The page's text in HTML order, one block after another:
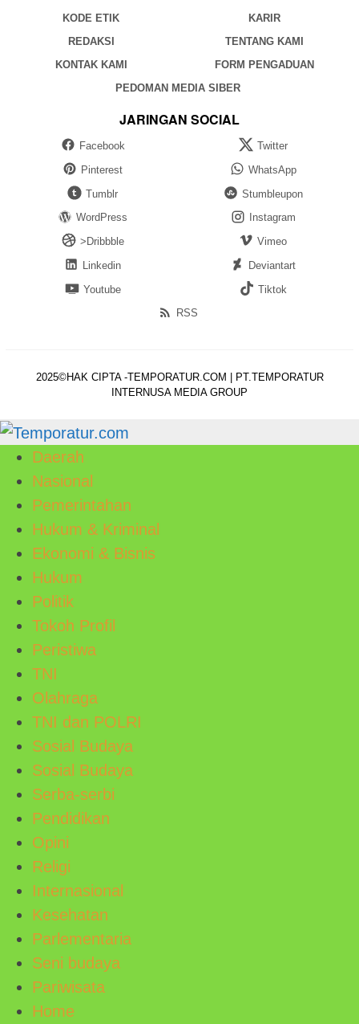
KODE ETIK
KARIR
REDAKSI
TENTANG KAMI
KONTAK KAMI
FORM PENGADUAN
PEDOMAN MEDIA SIBER
JARINGAN SOCIAL
Facebook
Twitter
Pinterest
WhatsApp
Tumblr
Stumbleupon
WordPress
Instagram
>Dribbble
Vimeo
Linkedin
Deviantart
Youtube
Tiktok
RSS
2025©HAK CIPTA -TEMPORATUR.COM | PT.TEMPORATUR
INTERNUSA MEDIA GROUP
Daerah
Nasional
Pemerintahan
Hukum & Kriminal
Ekonomi & Bisnis
Hukum
Politik
Tokoh Profil
Peristiwa
TNI
Olahraga
TNI dan POLRI
Sosial Budaya
Sosial Budaya
Serba-serbi
Pendidikan
Opini
Religi
Internasional
Kesehatan
Parlementaria
Seni budaya
Pariwisata
Home